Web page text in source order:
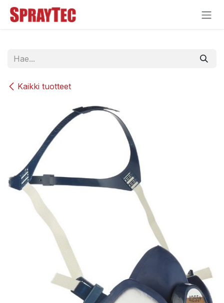
Siirry sisältöön
Kaikki tuotteet